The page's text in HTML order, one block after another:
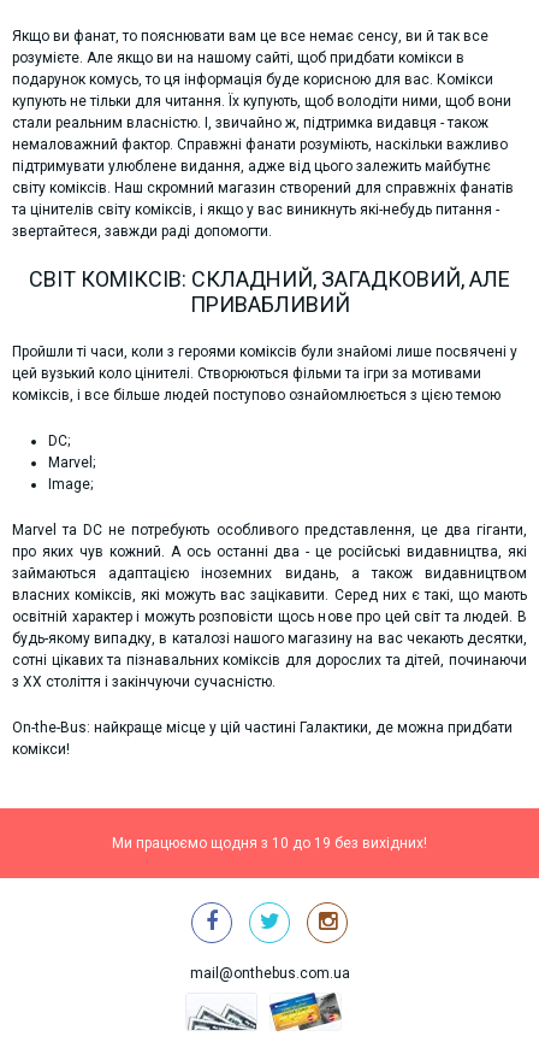
Якщо ви фанат, то пояснювати вам це все немає сенсу, ви й так все
розумієте. Але якщо ви на нашому сайті, щоб придбати комікси в
подарунок комусь, то ця інформація буде корисною для вас. Комікси
купують не тільки для читання. Їх купують, щоб володіти ними, щоб вони
стали реальним власністю. І, звичайно ж, підтримка видавця - також
немаловажний фактор. Справжні фанати розуміють, наскільки важливо
підтримувати улюблене видання, адже від цього залежить майбутнє
світу коміксів. Наш скромний магазин створений для справжніх фанатів
та цінителів світу коміксів, і якщо у вас виникнуть які-небудь питання -
звертайтеся, завжди раді допомогти.
СВІТ КОМІКСІВ: СКЛАДНИЙ, ЗАГАДКОВИЙ, АЛЕ
ПРИВАБЛИВИЙ
Пройшли ті часи, коли з героями коміксів були знайомі лише посвячені у
цей вузький коло цінителі. Створюються фільми та ігри за мотивами
коміксів, і все більше людей поступово ознайомлюється з цією темою
DC;
Marvel;
Image;
Marvel та DC не потребують особливого представлення, це два гіганти,
про яких чув кожний. А ось останні два - це російські видавництва, які
займаються адаптацією іноземних видань, а також видавництвом
власних коміксів, які можуть вас зацікавити. Серед них є такі, що мають
освітній характер і можуть розповісти щось нове про цей світ та людей. В
будь-якому випадку, в каталозі нашого магазину на вас чекають десятки,
сотні цікавих та пізнавальних коміксів для дорослих та дітей, починаючи
з XX століття і закінчуючи сучасністю.
On-the-Bus: найкраще місце у цій частині Галактики, де можна придбати
комікси!
Ми працюємо щодня з 10 до 19 без вихідних!
mail@onthebus.com.ua